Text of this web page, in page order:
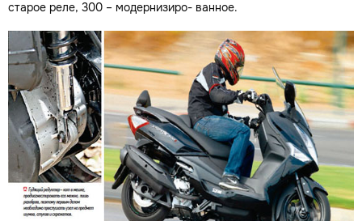
старое реле, 300 – модернизиро- ванное.